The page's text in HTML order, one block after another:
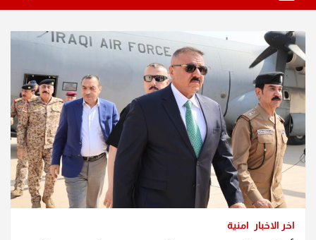
اخر الاخبار امنية